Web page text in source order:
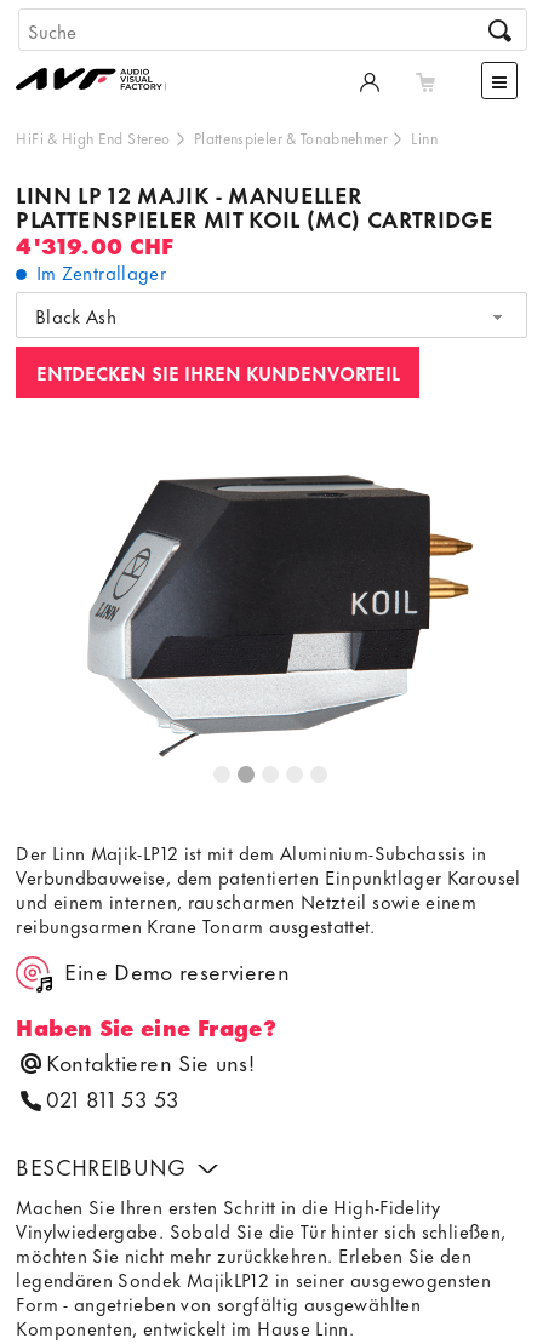
HiFi & High End Stereo Plattenspieler & Tonabnehmer Linn
LINN LP 12 MAJIK - MANUELLER
PLATTENSPIELER MIT KOIL (MC) CARTRIDGE
4'319.00 CHF
Im Zentrallager
Black Ash
ENTDECKEN SIE IHREN KUNDENVORTEIL
Dieser Inhalt wird von einer dritten Partei gehostet. Durch
die Anzeige des externen Inhalts akzeptieren Sie die
Bedingungen
von youtube.com.
Video laden Frag nicht mehr
Der Linn Majik-LP12 ist mit dem Aluminium-Subchassis in
Verbundbauweise, dem patentierten Einpunktlager Karousel
und einem internen, rauscharmen Netzteil sowie einem
reibungsarmen Krane Tonarm ausgestattet.
Eine Demo reservieren
Haben Sie eine Frage?
Kontaktieren Sie uns!
021 811 53 53
BESCHREIBUNG
Machen Sie Ihren ersten Schritt in die High-Fidelity
Vinylwiedergabe. Sobald Sie die Tür hinter sich schließen,
möchten Sie nicht mehr zurückkehren. Erleben Sie den
legendären Sondek MajikLP12 in seiner ausgewogensten
Form - angetrieben von sorgfältig ausgewählten
Komponenten, entwickelt im Hause Linn.